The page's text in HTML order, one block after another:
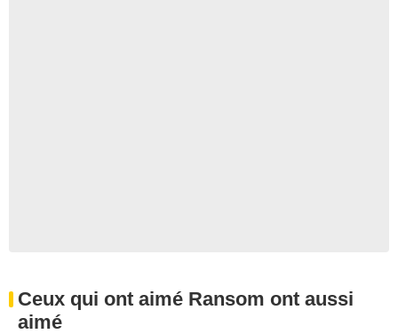
Ceux qui ont aimé Ransom ont aussi
aimé